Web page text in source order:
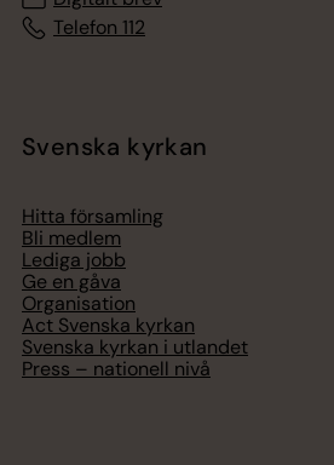
Telefon 112
Svenska kyrkan
Hitta församling
Bli medlem
Lediga jobb
Ge en gåva
Organisation
Act Svenska kyrkan
Svenska kyrkan i utlandet
Press – nationell nivå